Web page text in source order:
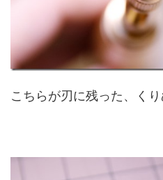
こちらが刃に残った、くり